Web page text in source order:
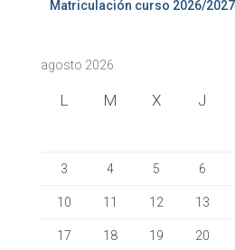
Matriculación curso 2026/2027
agosto 2026
L M X J
3 4 5 6
10 11 12 13
17 18 19 20